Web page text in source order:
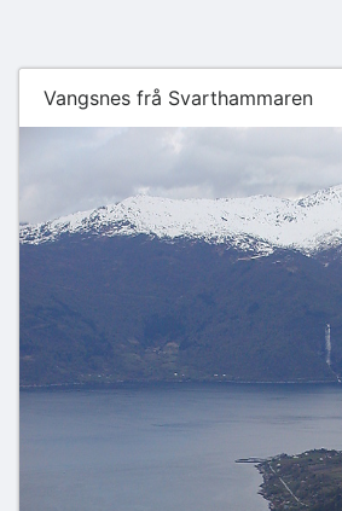
Vangsnes frå Svarthammaren